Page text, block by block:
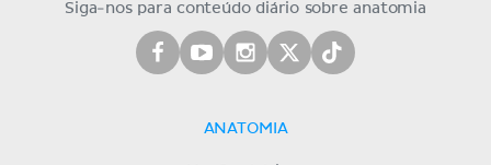
Siga-nos para conteúdo diário sobre anatomia
ANATOMIA